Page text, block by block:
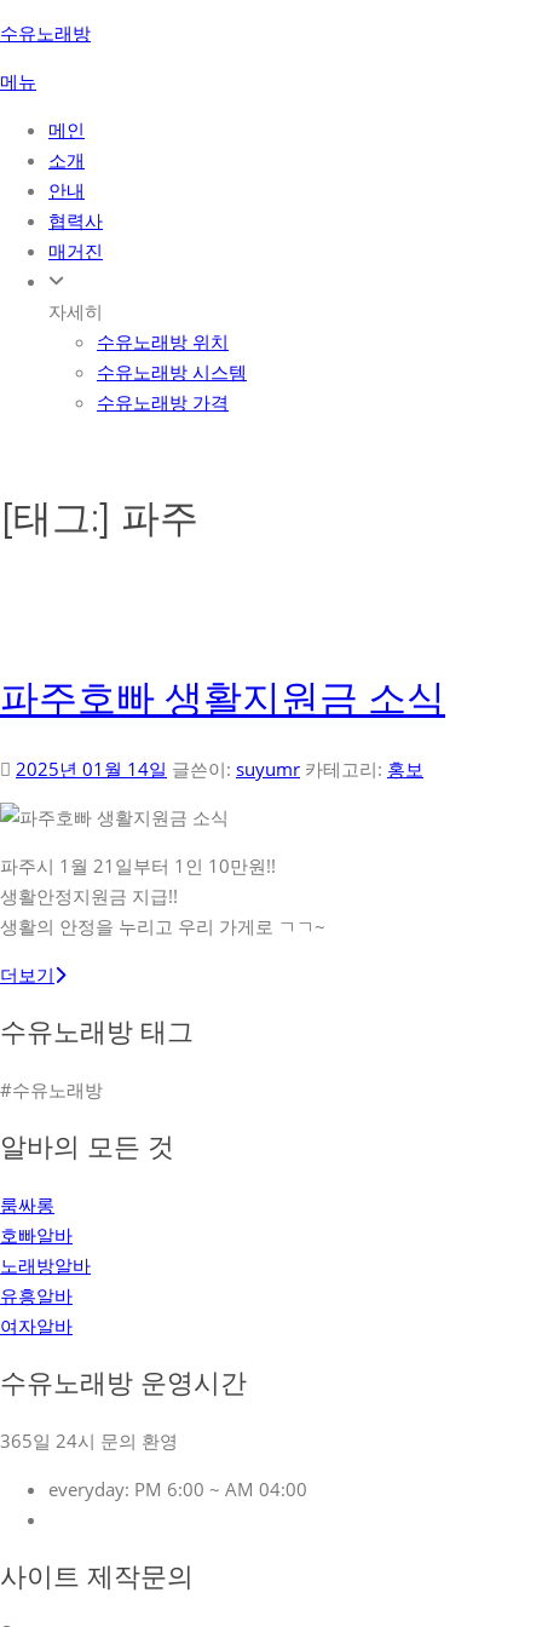
콘
츠
수유노래방
메뉴
메인
소개
안내
협력사
매거진
자세히
수유노래방 위치
수유노래방 시스템
수유노래방 가격
[태그:] 파주
파주호빠 생활지원금 소식
2025년 01월 14일 글쓴이: suyumr 카테고리: 홍보
파주시 1월 21일부터 1인 10만원!!
생활안정지원금 지급!!
생활의 안정을 누리고 우리 가게로 ㄱㄱ~
더보기
수유노래방 태그
#수유노래방
알바의 모든 것
룸싸롱
호빠알바
노래방알바
유흥알바
여자알바
수유노래방 운영시간
365일 24시 문의 환영
everyday: PM 6:00 ~ AM 04:00
사이트 제작문의